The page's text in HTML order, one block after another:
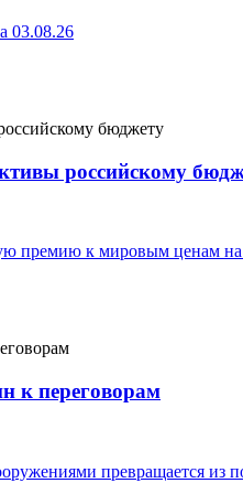
03.08.26
российскому
премию к мировым ценам
к переговорам
превращается из